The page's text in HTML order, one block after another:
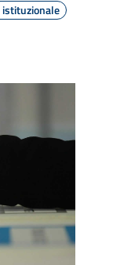
istituzionale